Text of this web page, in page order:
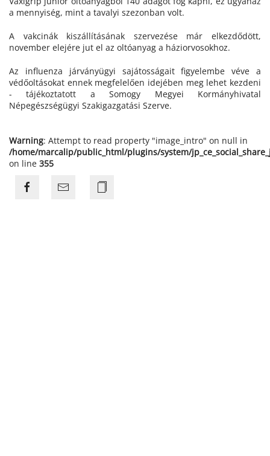
a mennyiség, mint a tavalyi szezonban volt.
A vakcinák kiszállításának szervezése már elkezdődött,
november elejére jut el az oltóanyag a háziorvosokhoz.
Az influenza járványügyi sajátosságait figyelembe véve a
védőoltásokat ennek megfelelően idejében meg lehet kezdeni
- tájékoztatott a Somogy Megyei Kormányhivatal
Népegészségügyi Szakigazgatási Szerve.
Warning: Attempt to read property "image_intro" on null in
/home/marcalip/public_html/plugins/system/
on line 355